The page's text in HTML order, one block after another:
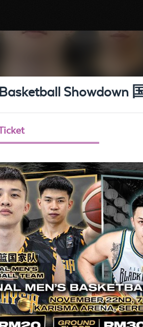
Basketball Showdown